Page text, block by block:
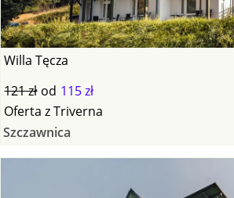
Willa Tęcza
121 zł od 115 zł
Oferta zTriverna
Szczawnica